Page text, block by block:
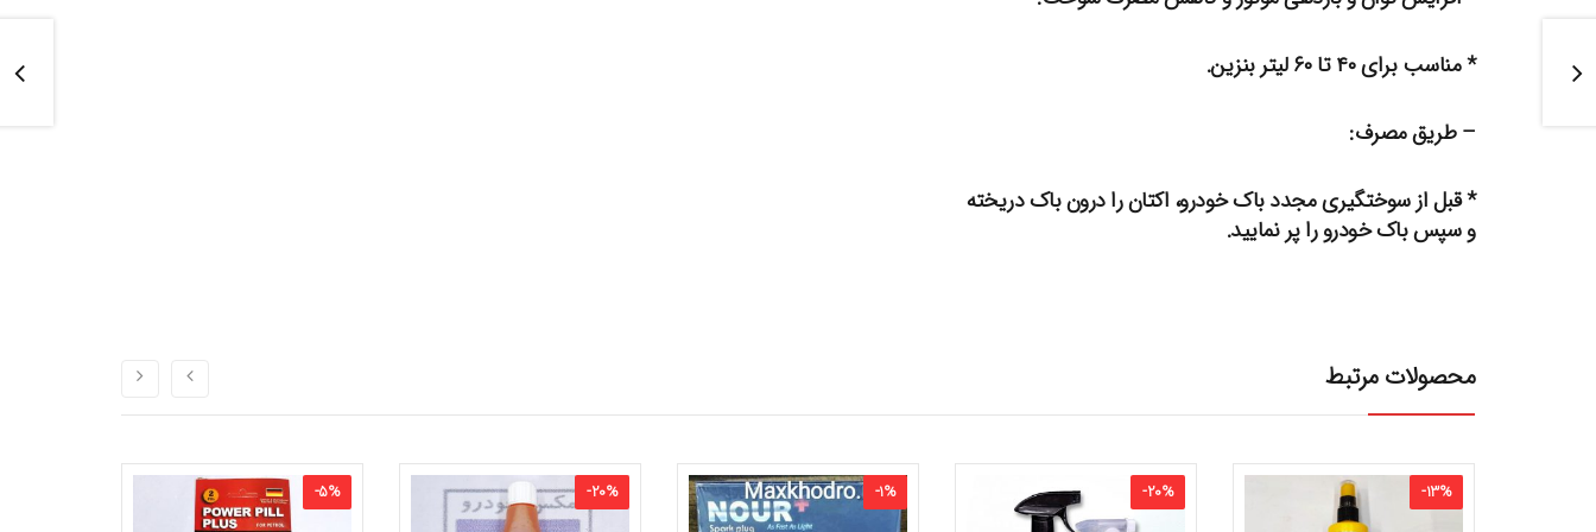
* مناسب برای ۴۰ تا ۶۰ لیتر بنزین.
– طریق مصرف:
* قبل از سوختگیری مجدد باک خودرو، اکتان را درون باک دریخته
و سپس باک خودرو را پر نمایید.
محصولات مرتبط
-13%
-20%
-1%
-20%
-5%